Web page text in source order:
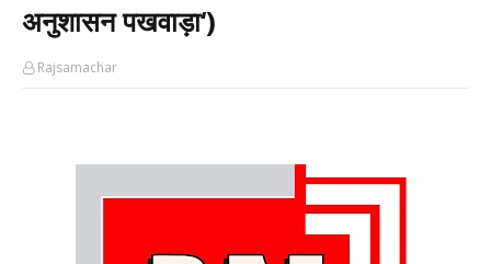
अनुशासन पखवाड़ा‘)
Rajsamachar